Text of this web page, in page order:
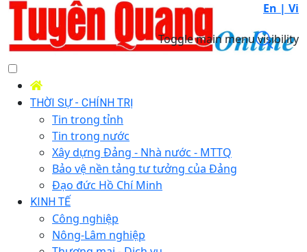
En | Vi
Toggle main menu visibility
THỜI SỰ - CHÍNH TRỊ
Tin trong tỉnh
Tin trong nước
Xây dựng Đảng - Nhà nước - MTTQ
Bảo vệ nền tảng tư tưởng của Đảng
Đạo đức Hồ Chí Minh
KINH TẾ
Công nghiệp
Nông-Lâm nghiệp